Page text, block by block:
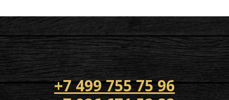
+7 499 755 75 96